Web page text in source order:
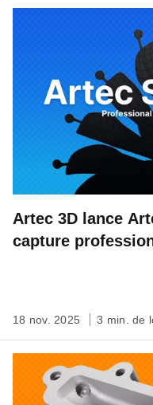
Artec 3D lance
capture
18 nov. 2025 3 min. de